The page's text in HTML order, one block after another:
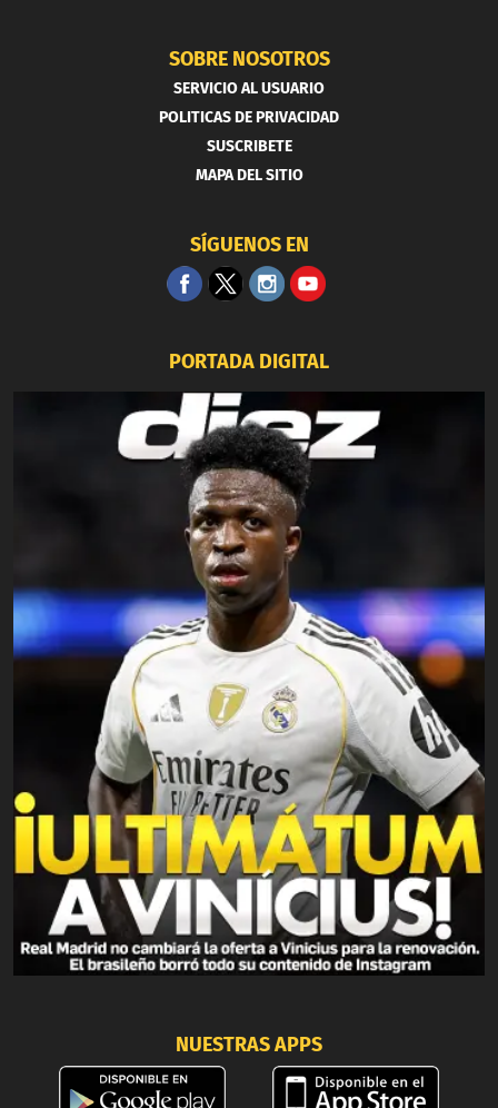
SOBRE NOSOTROS
SERVICIO AL USUARIO
POLITICAS DE PRIVACIDAD
SUSCRIBETE
MAPA DEL SITIO
SÍGUENOS EN
PORTADA DIGITAL
NUESTRAS APPS